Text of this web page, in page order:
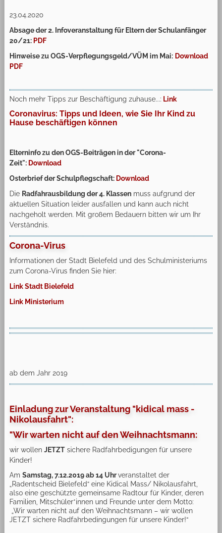
23.04.2020
Absage der 2. Infoveranstaltung für Eltern der Schulanfänger
20/21: PDF
Hinweise zu OGS-Verpflegungsgeld/VÜM im Mai: Download
PDF
Noch mehr Tipps zur Beschäftigung zuhause...: Link
Coronavirus: Tipps und Ideen, wie Sie Ihr Kind zu
Hause beschäftigen können
Elterninfo zu den OGS-Beiträgenin der "Corona-
Zeit": Download
Osterbrief der Schulpflegschaft:Download
Die Radfahrausbildung der 4. Klassenmuss aufgrund der
aktuellen Situation leider ausfallen und kann auch nicht
nachgeholt werden. Mit großem Bedauern bitten wir um Ihr
Verständnis.
Corona-Virus
Informationen der Stadt Bielefeld und des Schulministeriums
zum Corona-Virus finden Sie hier:
Link Stadt Bielefeld
Link Ministerium
ab dem Jahr 2019
Einladung zur Veranstaltung "kidical mass -
Nikolausfahrt":
"Wir warten nicht auf den Weihnachtsmann:
wir wollen JETZTsichere Radfahrbedigungen für unsere
Kinder!
Am Samstag, 7.12.2019 ab 14 Uhrveranstaltet der
„Radentscheid Bielefeld“ eine Kidical Mass/ Nikolausfahrt,
also eine geschützte gemeinsame Radtour für Kinder, deren
Familien, Mitschüler*innen und Freunde unter dem Motto:
„Wir warten nicht auf den Weihnachtsmann – wir wollen
JETZT sichere Radfahrbedingungen für unsere Kinder!“